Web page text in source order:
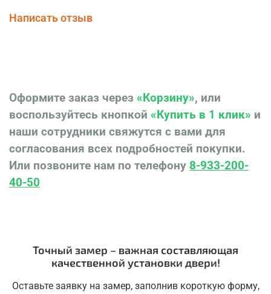
Написать отзыв
Оформите заказ через «Корзину», или
воспользуйтесь кнопкой «Купить в 1 клик» и
наши сотрудники свяжутся с вами для
согласования всех подробностей покупки.
Или позвоните нам по телефону 8-933-200-
40-50
Точный замер – важная составляющая
качественной установки двери!
Оставьте заявку на замер, заполнив короткую форму,